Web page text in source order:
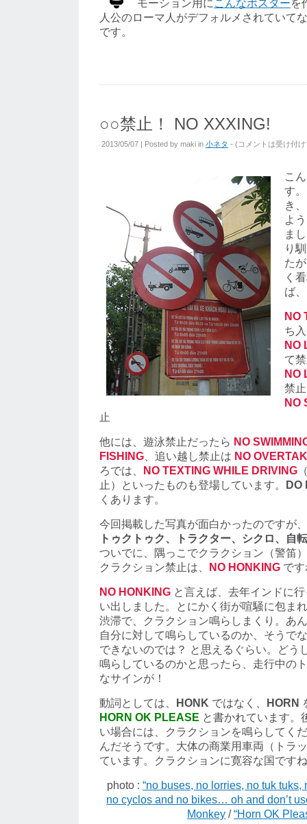
モーション用に こんなポスターを
人公のローマ人がデフォルメされていて
です。
○○禁止！ NO XXXING!
2013/05/07 | Posted by maki in 小ネタ - (コメントは受け付
こ
す
き
よ
ま
り
た
く
ば
NO
ち
NO
て
NO
禁止
NO
止
他には、遊泳禁止だったら NO
FISHING 、追い越し禁止は NO
ろでは、
NO TEXTING WHILE DRIVING
止）といったものも登場しています。
DO
くあります。
今回掲載した写真が面白かったのですが
トゥクトゥク、トラクター、シクロ、自
ついでに、隅っこでクラクション（警笛
クラクション禁止は、
NO HONKING で
NO HONKING と言えば、去年インドに
い出しました。とにかく街が喧騒に包ま
渋滞で、クラクション鳴らしまくり。あ
自分に対して鳴らしているのか、そうで
できないのでは？ と思えるぐらい。どう
鳴らしているのかと思ったら、走行中の
なサインが！
動詞としては、 HONK ではなく、 HORN
HORN OK PLEASE と書かれています。
い場合には、クラクションを鳴らしてく
んだそうです。大体の商業用車両（トラ
ています。クラクションに寛容な国です
photo :“no buses, no lorries, no tuk
no cyclos and no bikes… oh and don’t
Monkey /“Horn OK